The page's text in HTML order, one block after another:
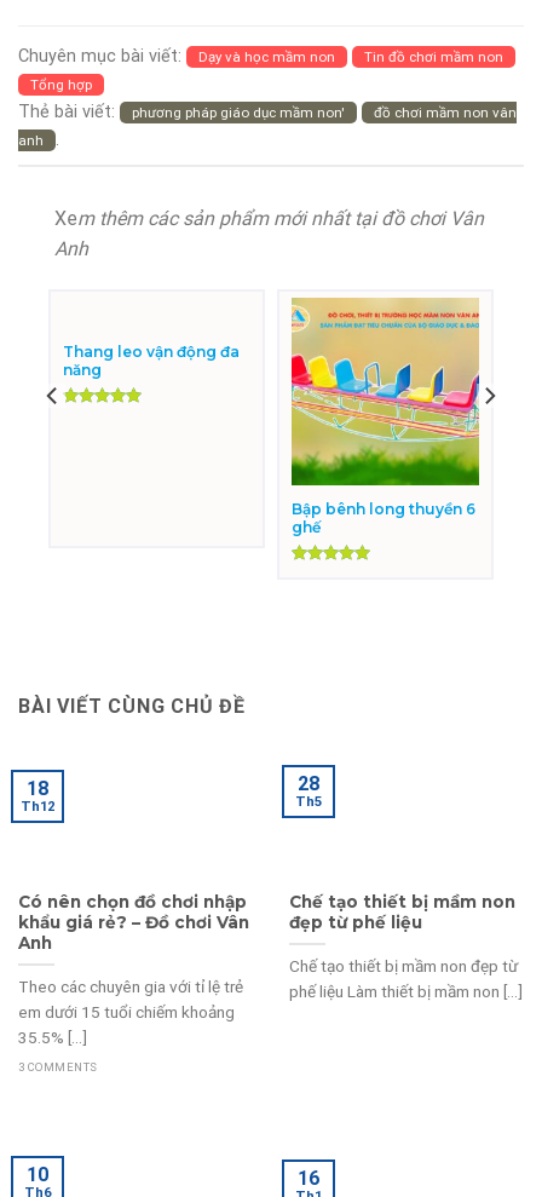
Chuyên mục bài viết: Dạy và học mầm non
Tin đồ chơi mầm non
Tổng hợp
Thẻ bài viết: phương pháp giáo dục mầm non'
đồ chơi mầm non vân
anh
.
Xem thêm các sản phẩm mới nhất tại đồ chơi Vân
Anh
Thang leo vận động đa
năng
Bập bênh long thuyền 6
ghế
BÀI VIẾT CÙNG CHỦ ĐỀ
Có nên chọn đồ chơi nhập
khẩu giá rẻ? – Đồ chơi Vân
Anh
Theo các chuyên gia với tỉ lệ trẻ
em dưới 15 tuổi chiếm khoảng
35.5% [...]
3 COMMENTS
18
Th12
Chế tạo thiết bị mầm non
đẹp từ phế liệu
Chế tạo thiết bị mầm non đẹp từ
phế liệu Làm thiết bị mầm non [...]
28
Th5
10
Th6
16